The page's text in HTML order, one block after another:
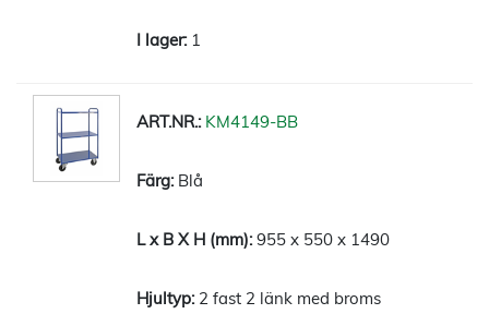
1
KM4149-BB
Blå
955 x 550 x 1490
2 fast 2 länk med broms